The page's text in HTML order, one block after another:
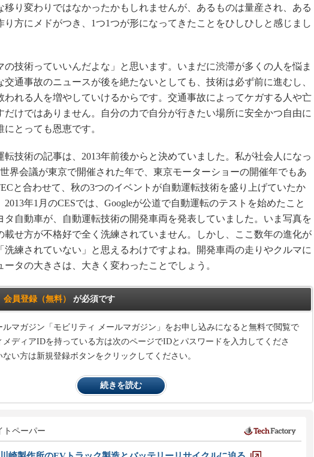
製造業ビッグデータ
メイドインジャパン
知財マネジメント
海外生産
グローバル設計・開発
制御セキュリティ
移り変わりではなかったかもしれませんが、あるものは量産され、ある
り方にメドがつき、1つ1つが形になってきたことをひしひしと感じまし
技術っていいんだよな」と思います。いまだに渋滞が多くの人を悩ま
交通事故のニュースが後を絶たないとしても、技術は必ず前に進むし、
われる人を増やしていけるからです。交通事故によってケガする人や亡
だけではありません。自分の力で自分が行きたい場所に安全かつ自由に
とっても恩恵です。
技術の記事は、2013年前後からと決めていました。私が社会人になっ
界会議が東京で開催された年で、東京モーターショーの開催年でもあ
と合わせて、秋の3つのイベントが自動運転技術を盛り上げていたか
2013年1月のCESでは、Googleが公道で自動運転のテストを始めたこと
タ自動車が、自動運転技術の開発車両を発表していました。いま写真を
載せ方が不格好で全く洗練されていません。しかし、ここ数年の進化が
洗練されていない」と思えるわけですよね。開発車両の走りやクルマに
ータの大きさは、大きく変わったことでしょう。
会員登録（無料） が必須です
ルマガジン「モビリティ メールマガジン」をお申し込みになると無料で閲覧で
メディアIDを持っている方は次のページでIDとパスワードを入力してくださ
い方は新規登録ボタンをクリックしてください。
続きを読む
トペーパー